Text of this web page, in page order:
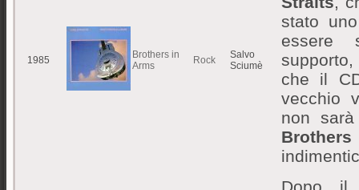
1985
Brothers in
Arms
Rock
Salvo
Sciumè
stato
essere
che il
vecchio
non